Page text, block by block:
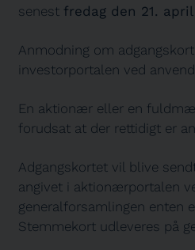
senest fredag den 21.
Anmodning om
investorportalen ved
En aktionær eller en
forudsat at der rettidigt er
Adgangskortet vil blive
angivet i aktionærportalen
generalforsamlingen enten
Stemmekort udleveres på